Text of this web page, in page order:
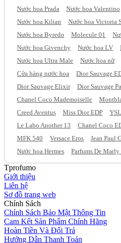
Nước hoa Prada
Nước hoa Valentino
Nước hoa Kilian
Nước hoa Victoria
Nước hoa Byredo
Molecule 01
Nước hoa Givenchy
Nước hoa LV
Nước hoa Ultra Male
Nước hoa nữ
Cửa hàng nước hoa
Dior Sauvage
Dior Sauvage Elixir
Dior Sauvage
Chanel Coco Mademoiselle
Creed Aventus
Miss Dior EDP
Le Labo Another 13
Chanel Coco
MFK 540
Versace Eros
Jean Paul
Nước hoa Hermes
Parfums De
Tprofumo
Giới thiệu
Liên hệ
Sơ đồ trang web
Chính Sách
Chính Sách Bảo Mật Thông Tin
Cam Kết Sản Phẩm Chính Hãng
Hoàn Tiền Và Đổi Trả
Hướng Dẫn Thanh Toán